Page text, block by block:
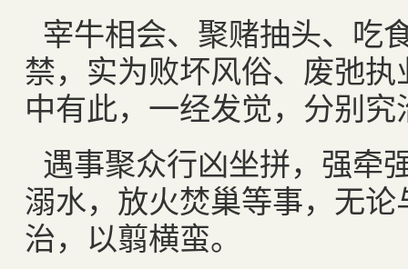
宰牛相会、聚赌抽头、吃
禁，实为败坏风俗、废弛
中有此，一经发觉，分别究
遇事聚众行凶坐拼，强牵
溺水，放火焚巢等事，无
治，以翦横蛮。